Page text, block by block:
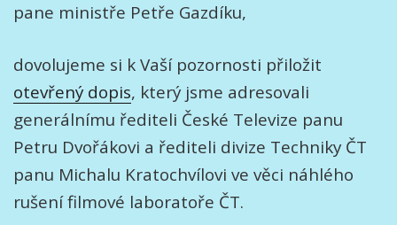
pane ministře Petře Gazdíku,
dovolujeme si k Vaší pozornosti přiložit
otevřený dopis, který jsme adresovali
generálnímu řediteli České Televize panu
Petru Dvořákovi a řediteli divize Techniky ČT
panu Michalu Kratochvílovi ve věci náhlého
rušení filmové laboratoře ČT.